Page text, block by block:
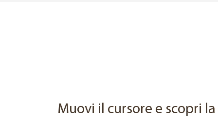
Muovi il cursore e scopri